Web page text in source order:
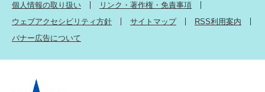
個人情報の取り扱い
リンク・著作権・免責事項
ウェブアクセシビリティ方針
サイトマップ
RSS利用案内
バナー広告について